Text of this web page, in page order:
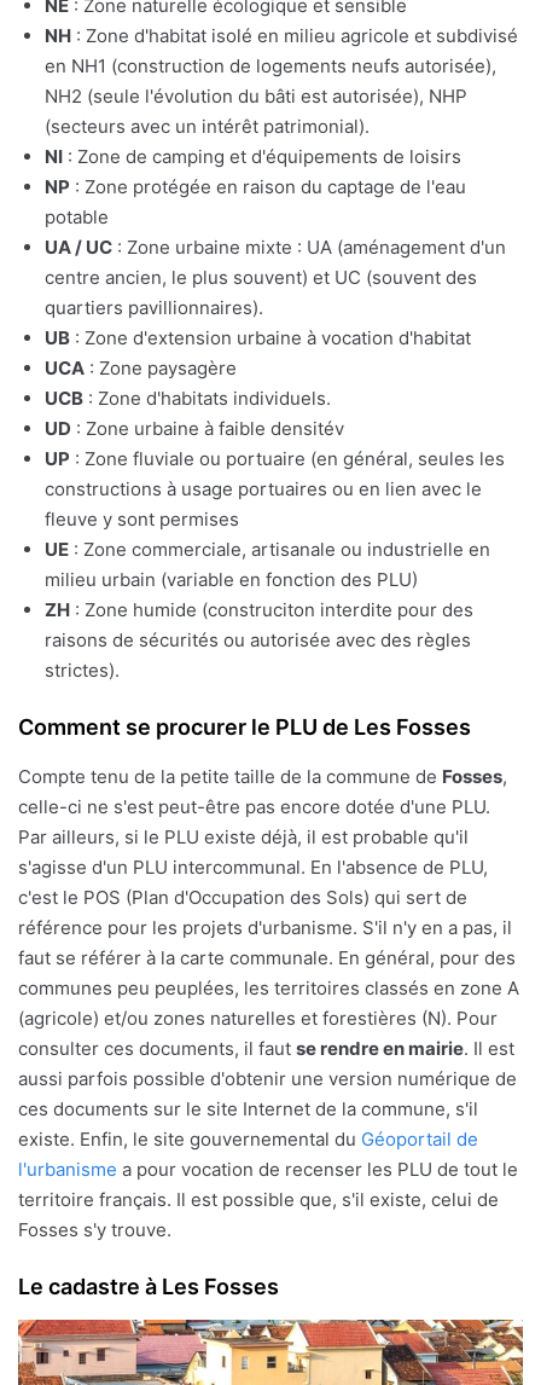
NE : Zone naturelle écologique et sensible
NH : Zone d'habitat isolé en milieu agricole et subdivisé
en NH1 (construction de logements neufs autorisée),
NH2 (seule l'évolution du bâti est autorisée), NHP
(secteurs avec un intérêt patrimonial).
NI : Zone de camping et d'équipements de loisirs
NP : Zone protégée en raison du captage de l'eau
potable
UA / UC : Zone urbaine mixte : UA (aménagement d'un
centre ancien, le plus souvent) et UC (souvent des
quartiers pavillionnaires).
UB : Zone d'extension urbaine à vocation d'habitat
UCA : Zone paysagère
UCB : Zone d'habitats individuels.
UD : Zone urbaine à faible densitév
UP : Zone fluviale ou portuaire (en général, seules les
constructions à usage portuaires ou en lien avec le
fleuve y sont permises
UE : Zone commerciale, artisanale ou industrielle en
milieu urbain (variable en fonction des PLU)
ZH : Zone humide (construciton interdite pour des
raisons de sécurités ou autorisée avec des règles
strictes).
Comment se procurer le PLU de Les Fosses
Compte tenu de la petite taille de la commune de Fosses,
celle-ci ne s'est peut-être pas encore dotée d'une PLU.
Par ailleurs, si le PLU existe déjà, il est probable qu'il
s'agisse d'un PLU intercommunal. En l'absence de PLU,
c'est le POS (Plan d'Occupation des Sols) qui sert de
référence pour les projets d'urbanisme. S'il n'y en a pas, il
faut se référer à la carte communale. En général, pour des
communes peu peuplées, les territoires classés en zone A
(agricole) et/ou zones naturelles et forestières (N). Pour
consulter ces documents, il faut se rendre en mairie. Il est
aussi parfois possible d'obtenir une version numérique de
ces documents sur le site Internet de la commune, s'il
existe. Enfin, le site gouvernemental du Géoportail de
l'urbanisme a pour vocation de recenser les PLU de tout le
territoire français. Il est possible que, s'il existe, celui de
Fosses s'y trouve.
Le cadastre à Les Fosses